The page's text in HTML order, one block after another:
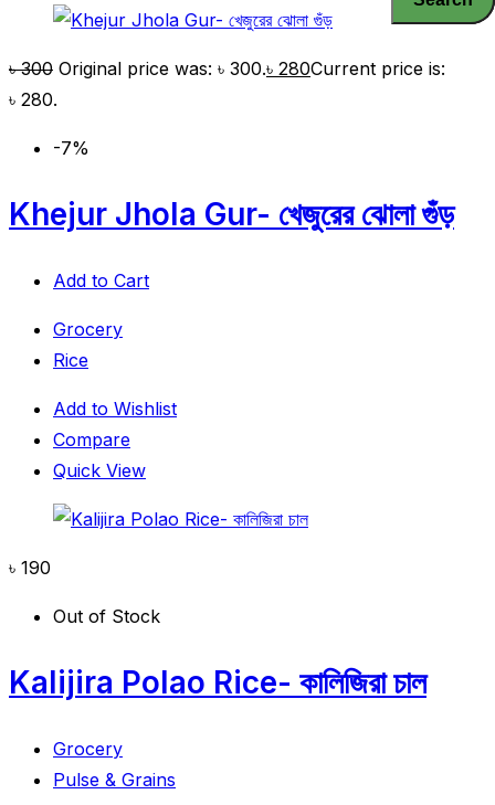
৳300 Original price was: ৳ 300.৳ 280Current price is:
৳ 280.
-7%
Khejur Jhola Gur- খেজুরের ঝোলা গুঁড়
Add to Cart
Grocery
Rice
Add to Wishlist
Compare
Quick View
৳ 190
Out of Stock
Kalijira Polao Rice- কালিজিরা চাল
Grocery
Pulse & Grains